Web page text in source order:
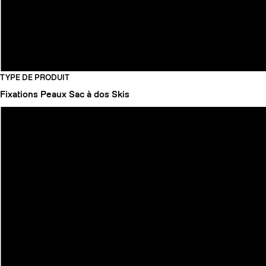
TYPE DE PRODUIT
Fixations Peaux Sac à dos Skis